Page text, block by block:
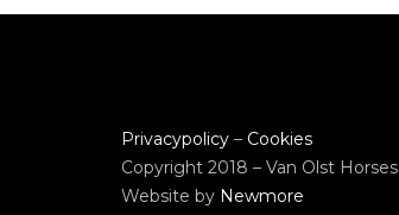
Privacypolicy– Cookies
Copyright 2018 – Van Olst Horses
Website by Newmore